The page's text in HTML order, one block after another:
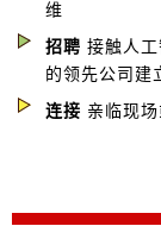
维
招聘 接触人
的领先公司建
连接 亲临现